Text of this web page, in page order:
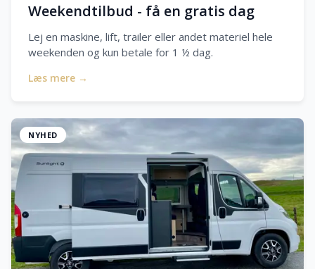
Weekendtilbud - få en gratis dag
Lej en maskine, lift, trailer eller andet materiel hele
weekenden og kun betale for 1 ½ dag.
Læs mere →
NYHED